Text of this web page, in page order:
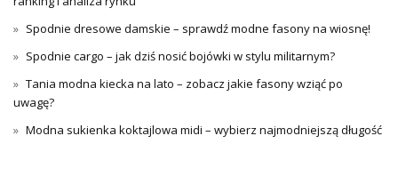
Spodnie dresowe damskie – sprawdź modne fasony na wiosnę!
Spodnie cargo – jak dziś nosić bojówki w stylu militarnym?
Tania modna kiecka na lato – zobacz jakie fasony wziąć po
uwagę?
Modna sukienka koktajlowa midi – wybierz najmodniejszą długość